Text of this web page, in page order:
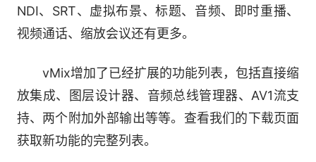
NDI、SRT、虚拟布景、标题、音频、即时重播、
视频通话、缩放会议还有更多。
vMix增加了已经扩展的功能列表，包括直接缩
放集成、图层设计器、音频总线管理器、AV1流支
持、两个附加外部输出等等。查看我们的下载页面
获取新功能的完整列表。